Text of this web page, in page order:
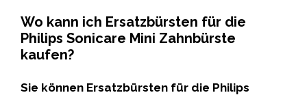
Wo kann ich Ersatzbürsten für die
Philips Sonicare Mini Zahnbürste
kaufen?
Sie können Ersatzbürsten für die Philips